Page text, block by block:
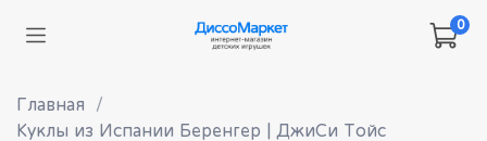
0
Главная
Куклы из Испании Беренгер | ДжиСи Тойс